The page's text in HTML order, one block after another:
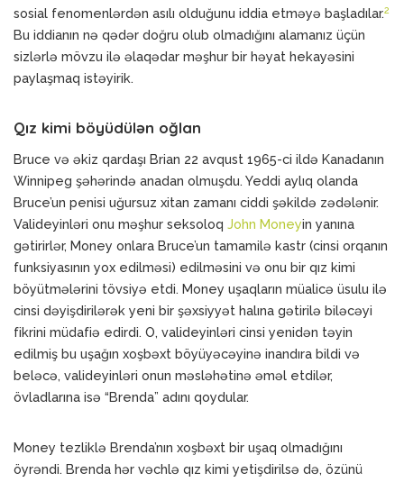
sosial fenomenlərdən asılı olduğunu iddia etməyə başladılar.2
Bu iddianın nə qədər doğru olub olmadığını alamanız üçün
sizlərlə mövzu ilə əlaqədar məşhur bir həyat hekayəsini
paylaşmaq istəyirik.
Qız kimi böyüdülən oğlan
Bruce və əkiz qardaşı Brian 22 avqust 1965-ci ildə Kanadanın
Winnipeg şəhərində anadan olmuşdu. Yeddi aylıq olanda
Bruce’un penisi uğursuz xitan zamanı ciddi şəkildə zədələnir.
Valideyinləri onu məşhur seksoloq John Moneyin yanına
gətirirlər, Money onlara Bruce’un tamamilə kastr (cinsi orqanın
funksiyasının yox edilməsi) edilməsini və onu bir qız kimi
böyütmələrini tövsiyə etdi. Money uşaqların müalicə üsulu ilə
cinsi dəyişdirilərək yeni bir şəxsiyyət halına gətirilə biləcəyi
fikrini müdafiə edirdi. O, valideyinləri cinsi yenidən təyin
edilmiş bu uşağın xoşbəxt böyüyəcəyinə inandıra bildi və
beləcə, valideyinləri onun məsləhətinə əməl etdilər,
övladlarına isə “Brenda” adını qoydular.
Money tezliklə Brenda’nın xoşbəxt bir uşaq olmadığını
öyrəndi. Brenda hər vəchlə qız kimi yetişdirilsə də, özünü